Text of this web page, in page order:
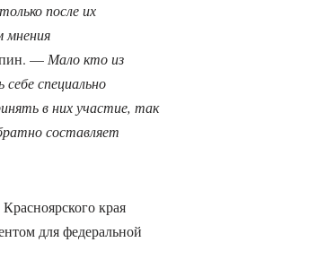
после их
мнения
—Мало кто из
специально
в них участие, так
составляет
края
для федеральной